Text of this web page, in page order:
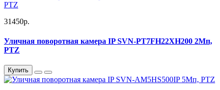
31450р.
Уличная поворотная камера IP SVN-PT7FH22XH200 2Мп,
PTZ
Купить